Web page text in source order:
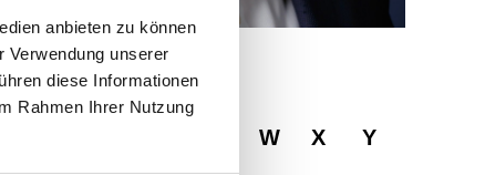
anbieten zu können
Verwendung unserer
diese Informationen
Rahmen Ihrer Nutzung
W X Y